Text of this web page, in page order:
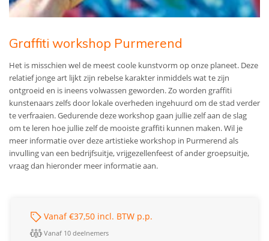
Graffiti workshop Purmerend
Het is misschien wel de meest coole kunstvorm op onze planeet. Deze
relatief jonge art lijkt zijn rebelse karakter inmiddels wat te zijn
ontgroeid en is ineens volwassen geworden. Zo worden graffiti
kunstenaars zelfs door lokale overheden ingehuurd om de stad verder
te verfraaien. Gedurende deze workshop gaan jullie zelf aan de slag
om te leren hoe jullie zelf de mooiste graffiti kunnen maken.Wil je
meer informatie over deze artistieke workshop in Purmerend als
invulling van een bedrijfsuitje, vrijgezellenfeest of ander groepsuitje,
vraag dan hieronder meer informatie aan.
Vanaf €37,50 incl. BTW p.p.
Vanaf 10 deelnemers